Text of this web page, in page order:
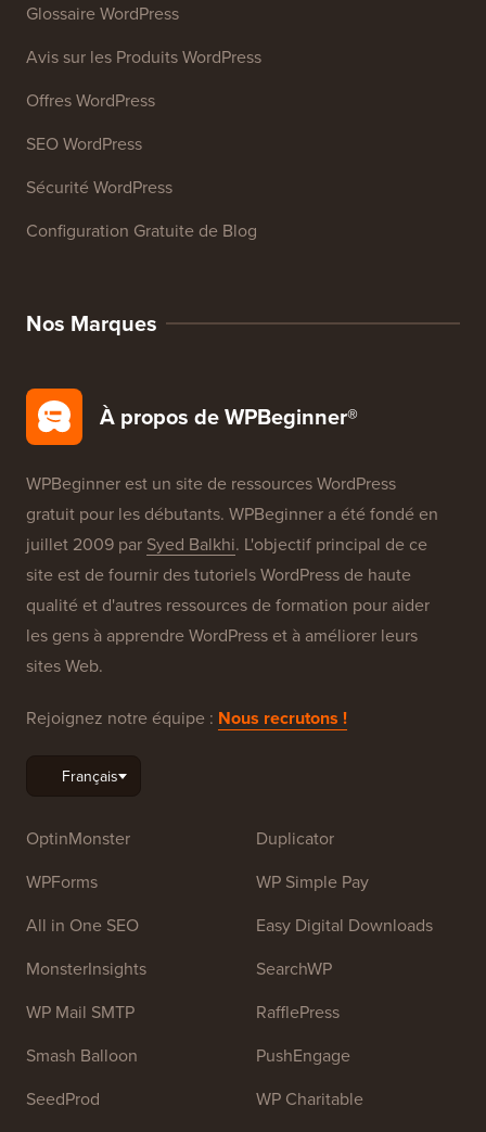
Glossaire WordPress
Avis sur les Produits WordPress
Offres WordPress
SEO WordPress
Sécurité WordPress
Configuration Gratuite de Blog
Nos Marques
À propos de WPBeginner®
WPBeginner est un site de ressources WordPress
gratuit pour les débutants. WPBeginner a été fondé en
juillet 2009 par Syed Balkhi. L'objectif principal de ce
site est de fournir des tutoriels WordPress de haute
qualité et d'autres ressources de formation pour aider
les gens à apprendre WordPress et à améliorer leurs
sites Web.
Rejoignez notre équipe : Nous recrutons !
OptinMonster
WPForms
All in One SEO
MonsterInsights
WP Mail SMTP
Smash Balloon
SeedProd
Duplicator
WP Simple Pay
Easy Digital Downloads
SearchWP
RafflePress
PushEngage
WP Charitable